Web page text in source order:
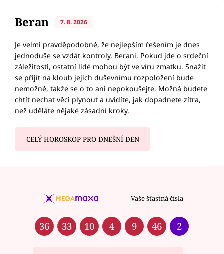
Beran 7. 8. 2026
Je velmi pravděpodobné, že nejlepším řešením je dnes
jednoduše se vzdát kontroly, Berani. Pokud jde o srdeční
záležitosti, ostatní lidé mohou být ve víru zmatku. Snažit
se přijít na kloub jejich duševnímu rozpoložení bude
nemožné, takže se o to ani nepokoušejte. Možná budete
chtít nechat věci plynout a uvidíte, jak dopadnete zítra,
než uděláte nějaké zásadní kroky.
CELÝ HOROSKOP PRO DNEŠNÍ DEN
Vaše šťastná čísla
36 33 10 4 9 46 2